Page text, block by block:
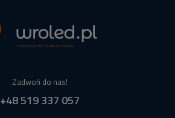
Zadwoń do nas!
+48 519 337 057